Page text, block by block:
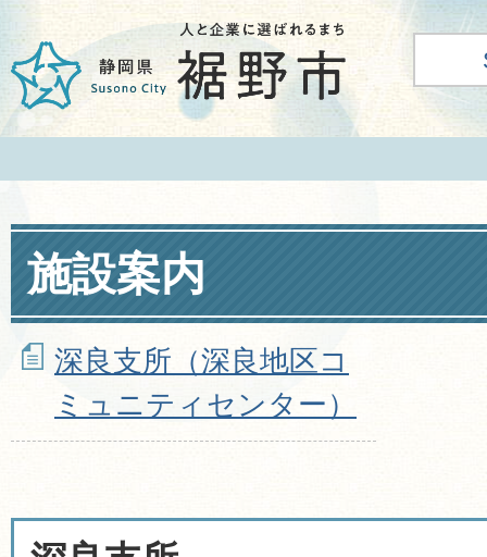
施設案内
深良支所（深良地区コ
ミュニティセンター）